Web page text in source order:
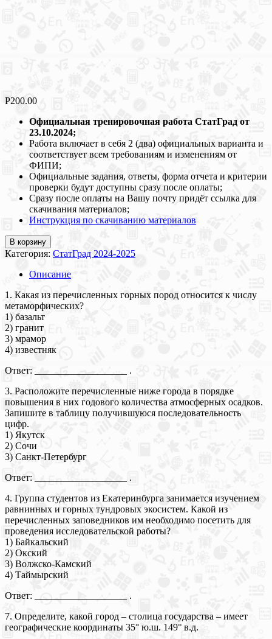
Р200.00
Официальная тренировочная работа СтатГрад от
23.10.2024;
Работа включает в себя 2 (два) официальных варианта и
соответствует всем требованиям и изменениям от
ФИПИ;
Официальные задания, ответы, форма отчета и критерии
проверки будут доступны сразу после оплаты;
Сразу после оплаты на Вашу почту придёт ссылка для
скачивания материалов;
Инструкция по скачиванию материалов
В корзину
Категория: СтатГрад 2024-2025
Описание
1. Какая из перечисленных горных пород относится к числу
метаморфических?
1) базальт
2) гранит
3) мрамор
4) известняк
Ответ: ___________________ .
3. Расположите перечисленные ниже города в порядке
повышения в них годового количества атмосферных осадков.
Запишите в таблицу получившуюся последовательность
цифр.
1) Якутск
2) Сочи
3) Санкт-Петербург
Ответ: ___________________ .
4. Группа студентов из Екатеринбурга занимается изучением
равнинных и горных тундровых экосистем. Какой из
перечисленных заповедников им необходимо посетить для
проведения исследовательской работы?
1) Байкальский
2) Окский
3) Волжско-Камский
4) Таймырский
Ответ: ___________________ .
7. Определите, какой город – столица государства – имеет
географические координаты 35° ю.ш. 149° в.д.